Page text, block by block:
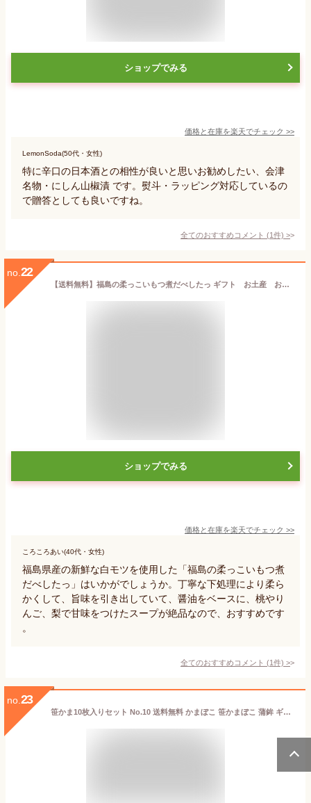
ショップでみる
価格と在庫を楽天でチェック >>
LemonSoda(50代・女性)
特に辛口の日本酒との相性が良いと思いお勧めしたい、会津
名物・にしん山椒漬 です。熨斗・ラッピング対応しているの
で贈答としても良いですね。
全てのおすすめコメント (1件) >
no. 22
【送料無料】福島の柔っこいもつ煮だべしたっ ギフト お土産 おみやげ グルメ 福島郷土料理 贈り物
ショップでみる
価格と在庫を楽天でチェック >>
ころころあい(40代・女性)
福島県産の新鮮な白モツを使用した「福島の柔っこいもつ煮
だべしたっ」はいかがでしょうか。丁寧な下処理により柔ら
かくして、旨味を引き出していて、醤油をベースに、桃やり
んご、梨で甘味をつけたスープが絶品なので、おすすめです
。
全てのおすすめコメント (1件) >
no. 23
笹かま10枚入りセット No.10 送料無料 かまぼこ 笹かまぼこ 蒲鉾 ギフト カマボコ おつまみ 練り物 笹かまぼこ さつま揚げ 揚げ物 お取り寄せ お中元 内祝 お祝い 誕生日 チーズ蒲鉾 いわき市 福島県 贈り物 贈答 シーフード惣菜 母の日 父の日